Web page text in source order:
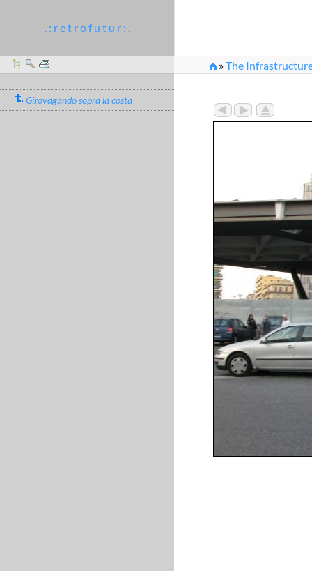
. : r e t r o f u t u r : .
»The
Girovagando sopra la costa